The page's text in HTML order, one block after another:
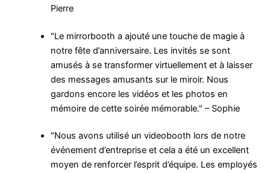
Pierre
"Le mirrorbooth a ajouté une touche de magie à
notre fête d’anniversaire. Les invités se sont
amusés à se transformer virtuellement et à laisser
des messages amusants sur le miroir. Nous
gardons encore les vidéos et les photos en
mémoire de cette soirée mémorable." – Sophie
"Nous avons utilisé un videobooth lors de notre
événement d’entreprise et cela a été un excellent
moyen de renforcer l’esprit d’équipe. Les employés